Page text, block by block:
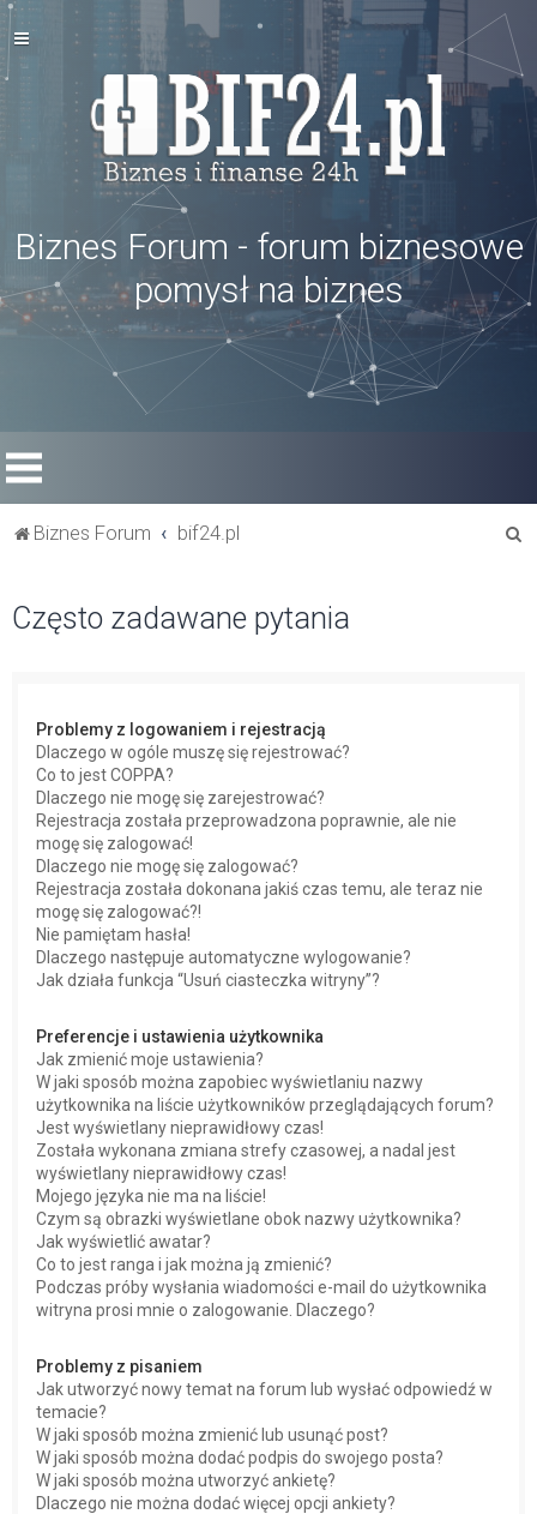
Biznes Forum - forum biznesowe
pomysł na biznes
Biznes Forum bif24.pl
Często zadawane pytania
Problemy z logowaniem i rejestracją
Dlaczego w ogóle muszę się rejestrować?
Co to jest COPPA?
Dlaczego nie mogę się zarejestrować?
Rejestracja została przeprowadzona poprawnie, ale nie
mogę się zalogować!
Dlaczego nie mogę się zalogować?
Rejestracja została dokonana jakiś czas temu, ale teraz nie
mogę się zalogować?!
Nie pamiętam hasła!
Dlaczego następuje automatyczne wylogowanie?
Jak działa funkcja “Usuń ciasteczka witryny”?
Preferencje i ustawienia użytkownika
Jak zmienić moje ustawienia?
W jaki sposób można zapobiec wyświetlaniu nazwy
użytkownika na liście użytkowników przeglądających forum?
Jest wyświetlany nieprawidłowy czas!
Została wykonana zmiana strefy czasowej, a nadal jest
wyświetlany nieprawidłowy czas!
Mojego języka nie ma na liście!
Czym są obrazki wyświetlane obok nazwy użytkownika?
Jak wyświetlić awatar?
Co to jest ranga i jak można ją zmienić?
Podczas próby wysłania wiadomości e-mail do użytkownika
witryna prosi mnie o zalogowanie. Dlaczego?
Problemy z pisaniem
Jak utworzyć nowy temat na forum lub wysłać odpowiedź w
temacie?
W jaki sposób można zmienić lub usunąć post?
W jaki sposób można dodać podpis do swojego posta?
W jaki sposób można utworzyć ankietę?
Dlaczego nie można dodać więcej opcji ankiety?